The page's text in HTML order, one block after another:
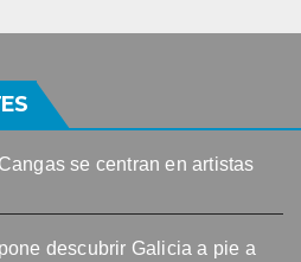
se centran en artistas
descubrir Galicia a pie a